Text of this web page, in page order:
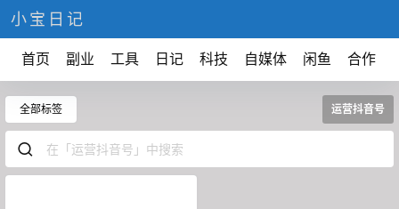
小宝日记
首页 副业 工具 日记 科技 自媒体 闲鱼 合作
全部标签 运营抖音号